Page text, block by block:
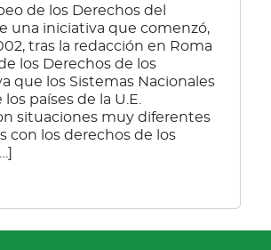
de los Derechos del
una iniciativa que comenzó,
tras la redacción en Roma
los Derechos de los
que los Sistemas Nacionales
países de la U.E.
situaciones muy diferentes
con los derechos de los